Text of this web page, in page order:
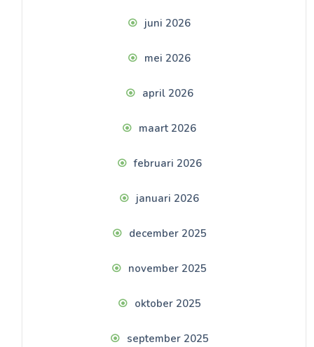
juni 2026
mei 2026
april 2026
maart 2026
februari 2026
januari 2026
december 2025
november 2025
oktober 2025
september 2025